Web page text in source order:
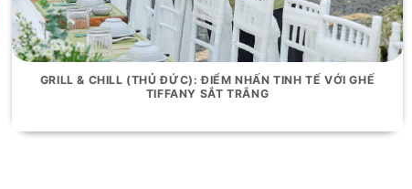
GRILL & CHILL (THỦ ĐỨC): ĐIỂM NHẤN TINH TẾ VỚI GHẾ
TIFFANY SẮT TRẮNG